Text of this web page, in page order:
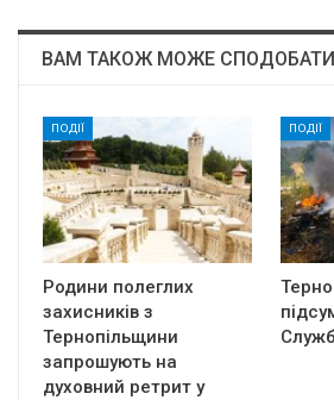
ВАМ ТАКОЖ МОЖЕ
ПОДІЇ
Родини полеглих
захисників з
Тернопільщини
запрошують на
духовний ретрит у
ПОДІЇ